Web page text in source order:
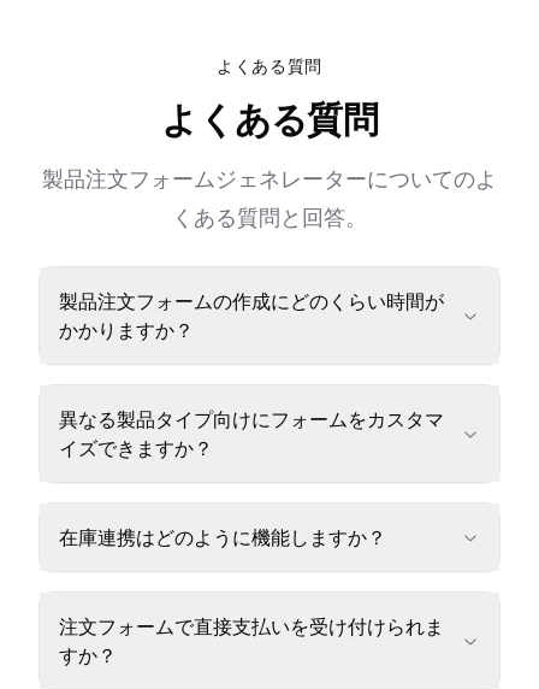
よくある質問
よくある質問
製品注文フォームジェネレーターについてのよ
くある質問と回答。
製品注文フォームの作成にどのくらい時間が
かかりますか？
異なる製品タイプ向けにフォームをカスタマ
イズできますか？
在庫連携はどのように機能しますか？
注文フォームで直接支払いを受け付けられま
すか？